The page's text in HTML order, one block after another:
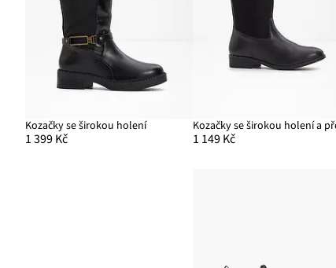
Kozačky se širokou holení
1 399 Kč 1 149 Kč